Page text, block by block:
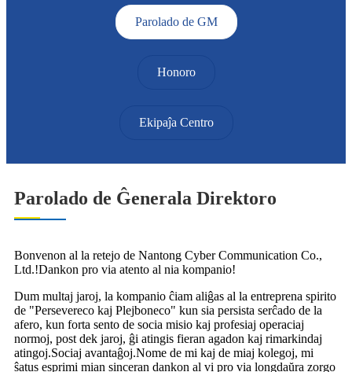
Parolado de GM
Honoro
Ekipaĵa Centro
Parolado de Ĝenerala Direktoro
Bonvenon al la retejo de Nantong Cyber ​​Communication Co.,
Ltd.!Dankon pro via atento al nia kompanio!
Dum multaj jaroj, la kompanio ĉiam aliĝas al la entreprena spirito
de "Persevereco kaj Plejboneco" kun sia persista serĉado de la
afero, kun forta sento de socia misio kaj profesiaj operaciaj
normoj, post dek jaroj, ĝi atingis fieran agadon kaj rimarkindaj
atingoj.Sociaj avantaĝoj.Nome de mi kaj de miaj kolegoj, mi
ŝatus esprimi mian sinceran dankon al vi pro via longdaŭra zorgo